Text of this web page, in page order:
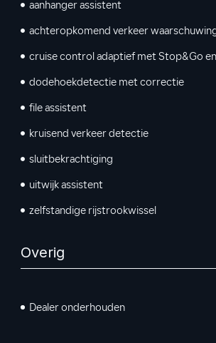
aanhanger assistent
achteropkomend verkeer
cruise control adaptief met Stop&Go
dodehoekdetectie met correctie
file assistent
kruisend verkeer detectie
sluitbekrachtiging
uitwijk assistent
zelfstandige rijstrookwissel
Overig
Dealer onderhouden